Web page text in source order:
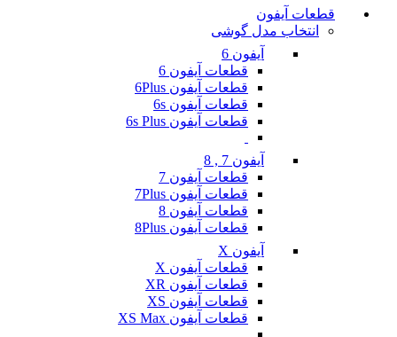
قطعات آیفون
انتخاب مدل گوشی
آیفون 6
قطعات آیفون 6
قطعات آیفون 6Plus
قطعات آیفون 6s
قطعات آیفون 6s Plus
آیفون 7 , 8
قطعات آیفون 7
قطعات آیفون 7Plus
قطعات آیفون 8
قطعات آیفون 8Plus
آیفون X
قطعات آیفون X
قطعات آیفون XR
قطعات آیفون XS
قطعات آیفون XS Max